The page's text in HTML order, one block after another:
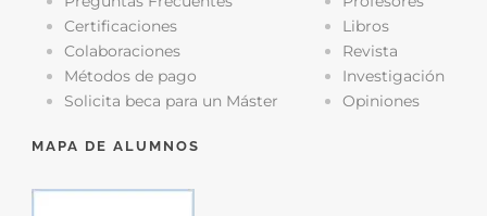
Certificaciones
Colaboraciones
Métodos de pago
Solicita beca para un Máster
Libros
Revista
Investigación
Opiniones
MAPA DE ALUMNOS